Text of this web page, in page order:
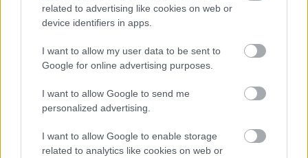
related to advertising like cookies on web or
device identifiers in apps.
I want to allow my user data to be sent to
Google for online advertising purposes.
I want to allow Google to send me
personalized advertising.
I want to allow Google to enable storage
related to analytics like cookies on web or
Pridajte túto surovinu do prania, obliečky
budú hladšie a pevnejšie. Starý trik z